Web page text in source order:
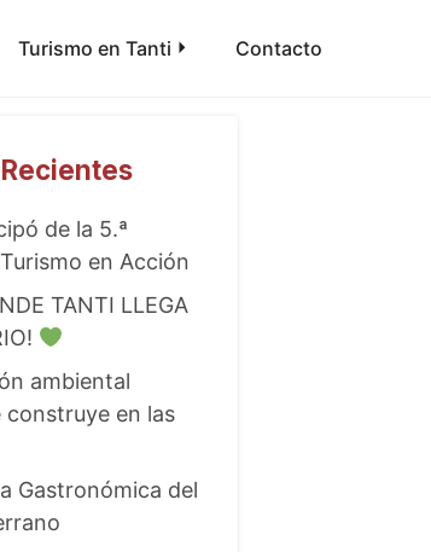
Turismo en Tanti Contacto
de la 5.ª
en Acción
TANTI LLEGA
ambiental
construye en las
Gastronómica del